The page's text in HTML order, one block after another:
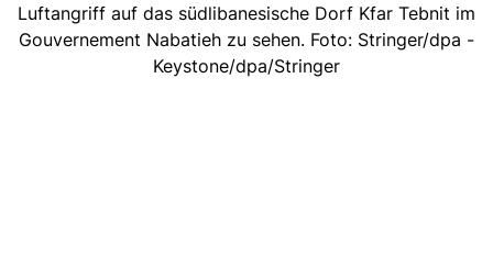
Luftangriff auf das südlibanesische Dorf Kfar Tebnit im
Gouvernement Nabatieh zu sehen. Foto: Stringer/dpa -
Keystone/dpa/Stringer